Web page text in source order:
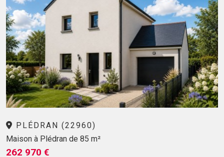
PLÉDRAN (22960)
Maison à Plédran de 85 m²
262 970 €